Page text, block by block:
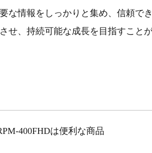
な情報をしっかりと集め、信頼で
せ、持続可能な成長を目指すこと
400FHDは便利な商品